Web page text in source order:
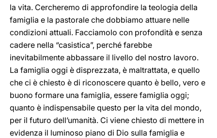
la vita. Cercheremo di approfondire la teologia della
famiglia e la pastorale che dobbiamo attuare nelle
condizioni attuali. Facciamolo con profondità e senza
cadere nella “casistica”, perché farebbe
inevitabilmente abbassare il livello del nostro lavoro.
La famiglia oggi è disprezzata, è maltrattata, e quello
che ci è chiesto è di riconoscere quanto è bello, vero e
buono formare una famiglia, essere famiglia oggi;
quanto è indispensabile questo per la vita del mondo,
per il futuro dell’umanità. Ci viene chiesto di mettere in
evidenza il luminoso piano di Dio sulla famiglia e